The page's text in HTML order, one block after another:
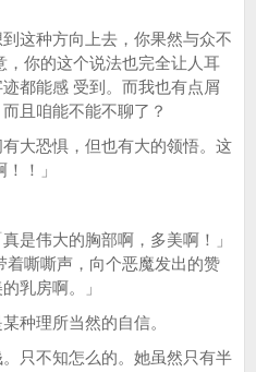
种方向上去，你果然与众不
，你的这个说法也完全让人耳
都能感 受到。而我也有点屑
且咱能不能不聊了？
恐惧，但也有大的领悟。这
！」
伟大的胸部啊，多美啊！」
嘶嘶声，向个恶魔发出的赞
乳房啊。」
理所当然的自信。
不知怎么的。她虽然只有半